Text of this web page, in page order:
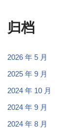
归档
2026 年 5 月
2025 年 9 月
2024 年 10 月
2024 年 9 月
2024 年 8 月